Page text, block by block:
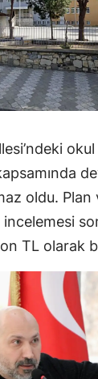
okul
oldu. Plan
TL olarak